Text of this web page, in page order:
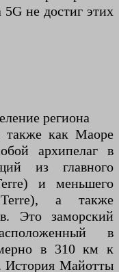
5G не достиг этих
региона
также как Маоре
архипелаг в
из главного
и меньшего
Terre), а также
Это заморский
в
в 310 км к
История Майотты